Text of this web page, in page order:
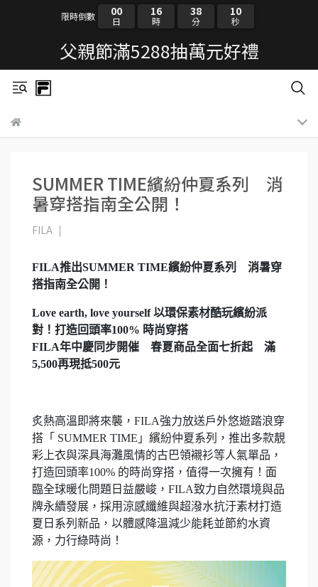
限時倒數 00
日
16
時
38
分
09
秒
父親節滿5288抽萬元好禮
SUMMER TIME繽紛仲夏系列 消
暑穿搭指南全公開！
FILA
FILA推出SUMMER TIME繽紛仲夏系列 消暑穿
搭指南全公開！
Love earth, love yourself 以環保素材酷玩繽紛派
對！打造回頭率100% 時尚穿搭
FILA年中慶同步開催 春夏商品全面七折起 滿
5,500再現抵500元
炙熱高溫即將來襲，FILA強力放送戶外悠遊踏浪穿
搭「 SUMMER TIME」繽紛仲夏系列，推出多款靚
彩上衣與深具海灘風情的古巴領襯衫等人氣單品，
打造回頭率100% 的時尚穿搭，值得一次擁有！面
臨全球暖化問題日益嚴峻，FILA致力自然環境與品
牌永續發展，採用涼感纖維與超潑水抗汙素材打造
夏日系列新品，以體感降溫減少能耗並節約水資
源，力行綠時尚！